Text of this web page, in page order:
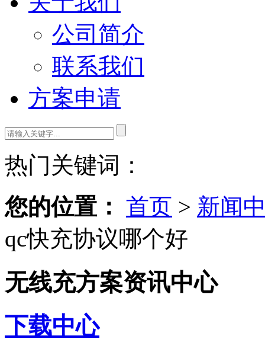
公司简介
联系我们
方案申请
热门关键词：
您的位置： 首页 > 新闻
qc快充协议哪个好
无线充方案资讯中心
下载中心